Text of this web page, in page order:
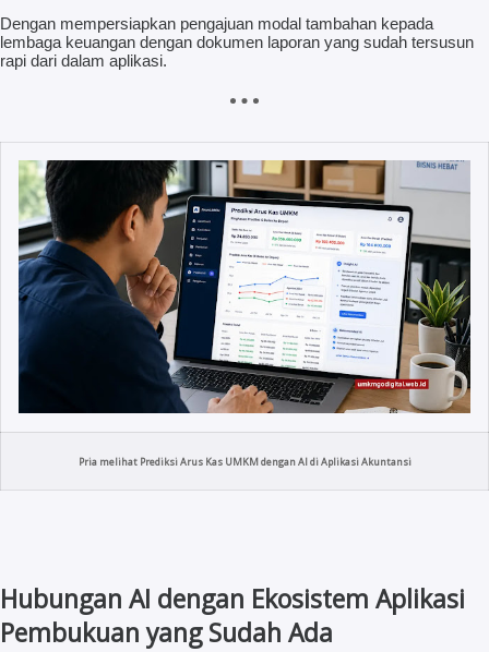
Dengan mempersiapkan pengajuan modal tambahan kepada
lembaga keuangan dengan dokumen laporan yang sudah tersusun
rapi dari dalam aplikasi.
Pria melihat Prediksi Arus Kas UMKM dengan AI di Aplikasi Akuntansi
Hubungan AI dengan Ekosistem Aplikasi
Pembukuan yang Sudah Ada